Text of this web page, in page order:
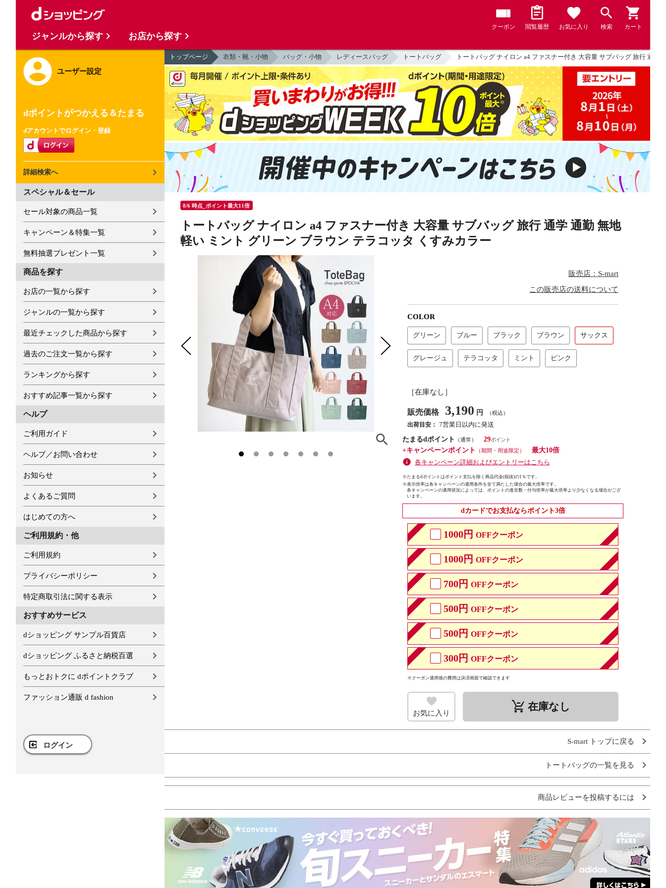
クーポン 閲覧履歴 お気に入り 検索 カート
ユーザー設定
dポイントがつかえる＆たまる
dアカウントでログイン・登録
詳細検索へ
スペシャル＆セール
セール対象の商品一覧
キャンペーン＆特集一覧
無料抽選プレゼント一覧
商品を探す
お店の一覧から探す
ジャンルの一覧から探す
最近チェックした商品から探す
過去のご注文一覧から探す
ランキングから探す
おすすめ記事一覧から探す
ヘルプ
ご利用ガイド
ヘルプ／お問い合わせ
お知らせ
よくあるご質問
はじめての方へ
ご利用規約・他
ご利用規約
プライバシーポリシー
特定商取引法に関する表示
おすすめサービス
dショッピング サンプル百貨店
dショッピング ふるさと納税百選
もっとおトクに dポイントクラブ
ファッション通販 d fashion
ログイン
トップページ 衣類・靴・小物 バッグ・小物 レディースバッグ トートバッグ トートバッグ ナイロン a4 ファスナー付き 大容量 サブバッグ 旅行 通
8/6 時点_ポイント最大11倍
トートバッグ ナイロン a4 ファスナー付き 大容量 サブバッグ 旅行 通学 通勤 無地
軽い ミント グリーン ブラウン テラコッタ くすみカラー
販売店：S-mart
この販売店の送料について
COLOR
グリーン ブルー ブラック ブラウン サックス
グレージュ テラコッタ ミント ピンク
［在庫なし］
販売価格 3,190 円 （税込）
出荷目安： 7営業日以内に発送
たまるdポイント
（通常）
29
+キャンペーンポイント
（期間・用途限定）
最大10倍
各キャンペーン詳細およびエントリーはこちら
※たまるdポイントはポイント支払を除く商品代金(税抜)の1％です。
※表示倍率は各キャンペーンの適用条件を全て満たした場合の最大倍率です。
各キャンペーンの適用状況によっては、ポイントの進呈数・付与倍率が最大倍率より少なくなる場合がござ
います。
dカードでお支払ならポイント3倍
1000円 OFFクーポン
1000円 OFFクーポン
700円 OFFクーポン
500円 OFFクーポン
500円 OFFクーポン
300円 OFFクーポン
※クーポン適用後の費用は決済画面で確認できます
お気に入り remove_shopping_cart 在庫なし
S-mart トップに戻る
トートバッグの一覧を見る
商品レビューを投稿するには
ジャンルから探す お店から探す